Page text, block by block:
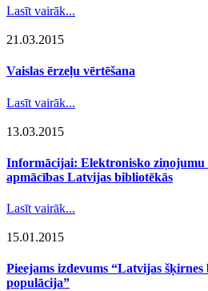
Lasīt vairāk...
21.03.2015
Vaislas ērzeļu vērtēšana
Lasīt vairāk...
13.03.2015
Informācijai: Elektronisko ziņojumu
apmācības Latvijas bibliotēkās
Lasīt vairāk...
15.01.2015
Pieejams izdevums “Latvijas
populācija”